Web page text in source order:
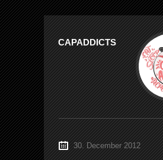
CAPADDICTS
30. December 2012